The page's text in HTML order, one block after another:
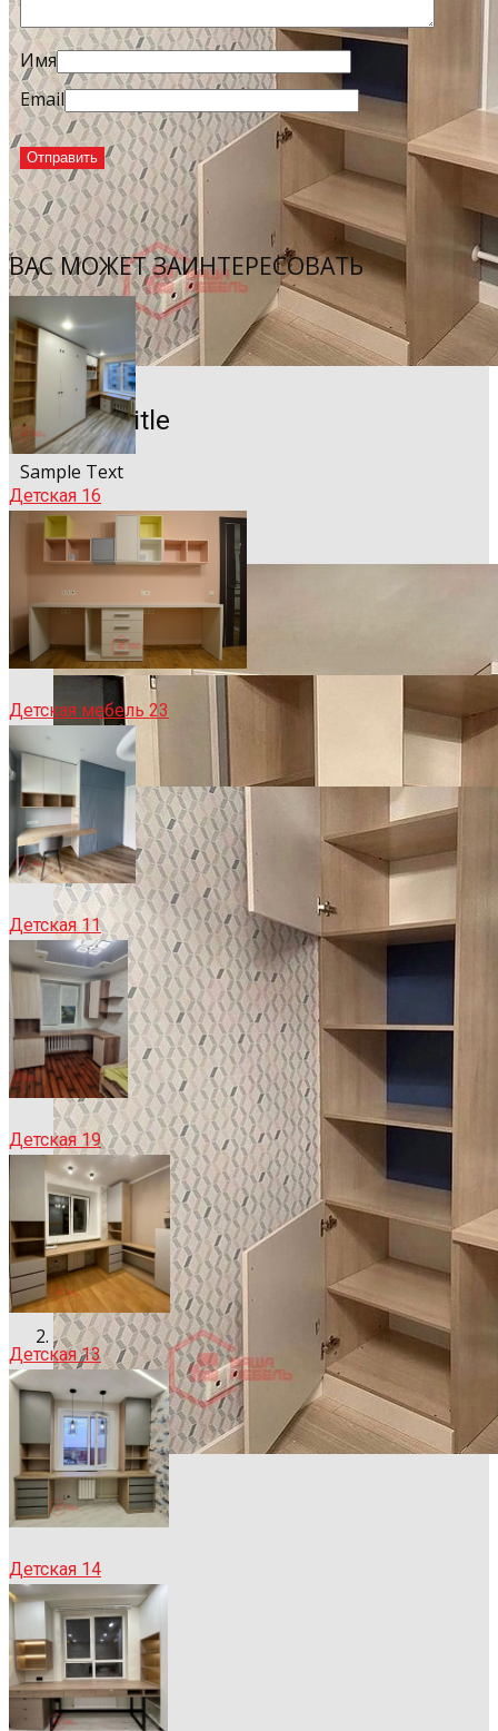
Sample Title
Sample Text
Имя
Email
ВАС МОЖЕТ ЗАИНТЕРЕСОВАТЬ
Детская 16
Детская мебель 23
Детская 11
Детская 19
Детская 13
Детская 14